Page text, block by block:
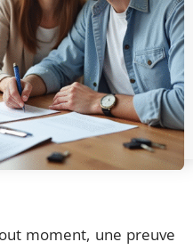
moment, une preuve